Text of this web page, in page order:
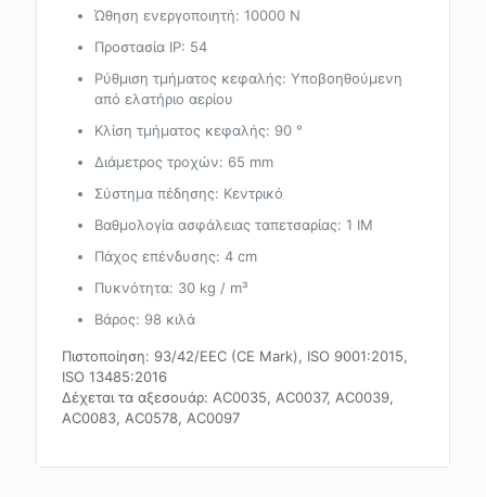
Ώθηση ενεργοποιητή: 10000 N
Προστασία IP: 54
Ρύθμιση τμήματος κεφαλής: Υποβοηθούμενη
από ελατήριο αερίου
Κλίση τμήματος κεφαλής: 90 °
Διάμετρος τροχών: 65 mm
Σύστημα πέδησης: Κεντρικό
Βαθμολογία ασφάλειας ταπετσαρίας: 1 IM
Πάχος επένδυσης: 4 cm
Πυκνότητα: 30 kg / m³
Βάρος: 98 κιλά
Πιστοποίηση: 93/42/EEC (CE Mark), ISO 9001:2015,
ISO 13485:2016
Δέχεται τα αξεσουάρ: AC0035, AC0037, AC0039,
AC0083, AC0578, AC0097